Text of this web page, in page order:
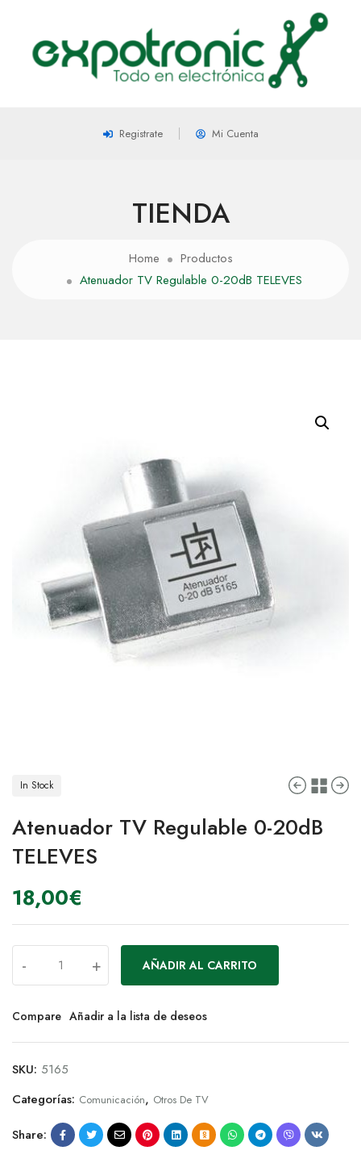
Registrate Mi Cuenta
TIENDA
Home
Productos
Atenuador TV Regulable 0-20dB TELEVES
In Stock
Atenuador TV Regulable 0-20dB
TELEVES
18,00€
- + AÑADIR AL CARRITO
Compare Añadir a la lista de deseos
SKU: 5165
Categorías: Comunicación, Otros De TV
Share: